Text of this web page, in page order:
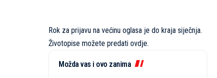
Rok za prijavu na većinu oglasa je do kraja siječnja.
Životopise možete predati ovdje.
Možda vas i ovo zanima